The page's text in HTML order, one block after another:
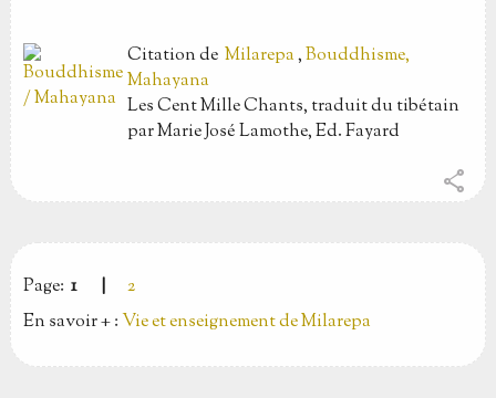
Citationde Milarepa,Bouddhisme,
Mahayana
Les Cent Mille Chants, traduit du tibétain
par Marie José Lamothe, Ed. Fayard
share
Page: 1 |
2
En savoir + :Vie et enseignement de Milarepa